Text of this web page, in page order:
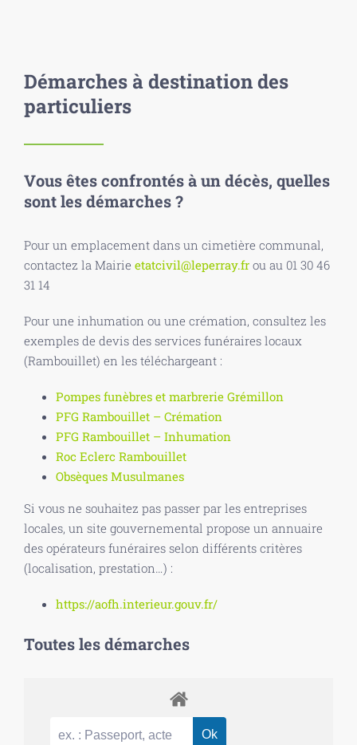
Démarches à destination des
particuliers
Vous êtes confrontés à un décès, quelles
sont les démarches ?
Pour un emplacement dans un cimetière communal,
contactez la Mairie etatcivil@leperray.fr ou au 01 30 46
31 14
Pour une inhumation ou une crémation, consultez les
exemples de devis des services funéraires locaux
(Rambouillet) en les téléchargeant :
Pompes funèbres et marbrerie Grémillon
PFG Rambouillet – Crémation
PFG Rambouillet – Inhumation
Roc Eclerc Rambouillet
Obsèques Musulmanes
Si vous ne souhaitez pas passer par les entreprises
locales, un site gouvernemental propose un annuaire
des opérateurs funéraires selon différents critères
(localisation, prestation…) :
https://aofh.interieur.gouv.fr/
Toutes les démarches